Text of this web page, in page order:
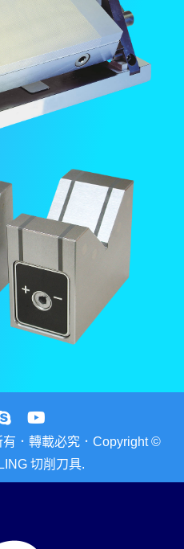
．轉載必究．Copyright ©
切削刀具.